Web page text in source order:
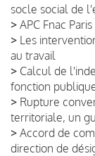
socle social de
> APC Fnac
> Les
au travail
> Calcul de
fonction
> Rupture
territoriale, un
> Accord de
direction de